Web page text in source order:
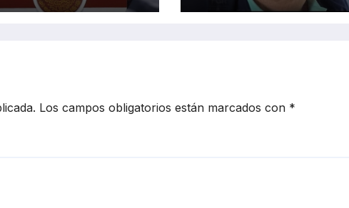
Ayotzinapa
Los campos obligatorios están marcados con *